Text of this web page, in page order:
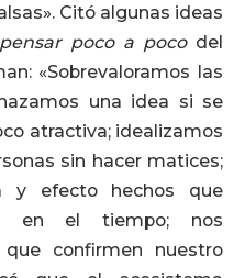
Citó algunas ideas
poco a pocodel
«Sobrevaloramos las
una idea si se
atractiva; idealizamos
sin hacer matices;
y efecto hechos que
en el tiempo; nos
confirmen nuestro